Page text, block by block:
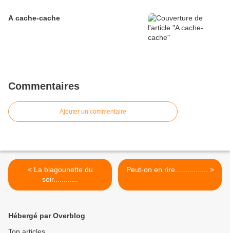
A cache-cache
Commentaires
Ajouter un commentaire
< La blagounette du
soir............
Peut-on en rire................ >
Hébergé par Overblog